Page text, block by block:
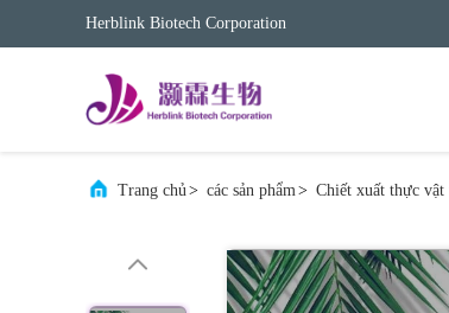
Herblink Biotech Corporation
Trang chủ> các sản phẩm> Chiết xuất thực vật